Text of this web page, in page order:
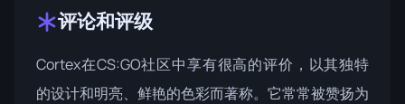
评论和评级
Cortex在CS:GO社区中享有很高的评价，以其独特
的设计和明亮、鲜艳的色彩而著称。它常常被赞扬为